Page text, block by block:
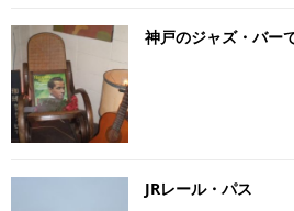
神戸のジャズ・バー
JRレール・パス